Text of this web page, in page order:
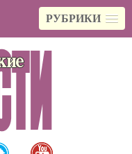
РУБРИКИ